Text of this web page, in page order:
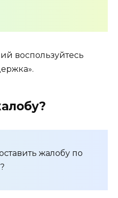
воспользуйтесь
жалобу по